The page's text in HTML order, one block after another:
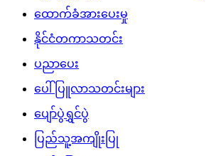
ထောက်ခံအားပေးမှု
နိုင်ငံတကာသတင်း
ပညာပေး
ပေါ်ပြူလာသတင်းများ
ပျော်ပွဲရွှင်ပွဲ
ပြည်သူ့အကျိုးပြု